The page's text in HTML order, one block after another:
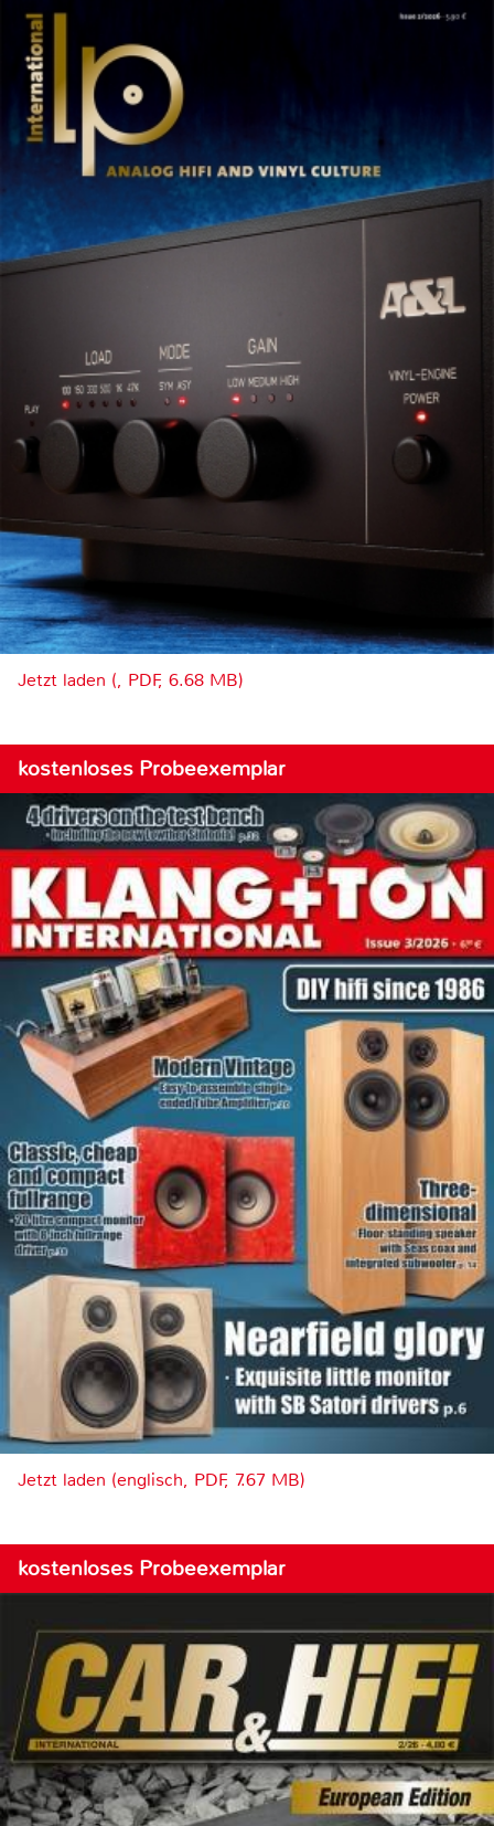
Jetzt laden (, PDF, 6.68 MB)
kostenloses Probeexemplar
Jetzt laden (englisch, PDF, 7.67 MB)
kostenloses Probeexemplar